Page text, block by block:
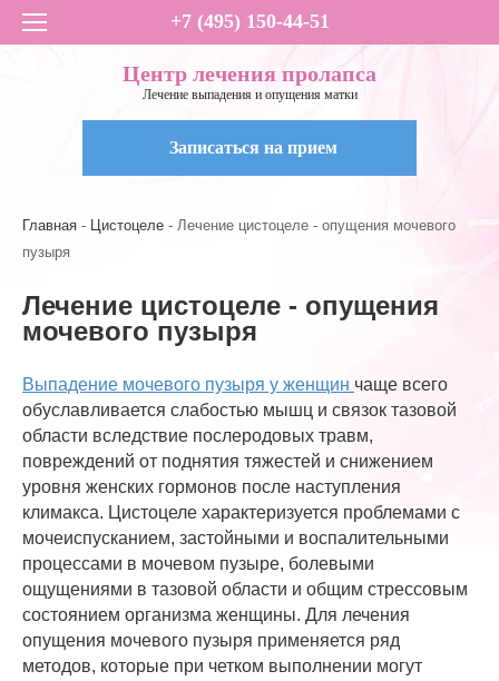
Центр лечения пролапса
Лечение выпадения и опущения матки
Записаться на прием
+7 (495) 150-44-51
Главная Цистоцеле
Лечение цистоцеле - опущения мочевого
пузыря
Лечение цистоцеле - опущения
мочевого пузыря
Выпадение мочевого пузыря у женщин чаще всего
обуславливается слабостью мышц и связок тазовой
области вследствие послеродовых травм,
повреждений от поднятия тяжестей и снижением
уровня женских гормонов после наступления
климакса. Цистоцеле характеризуется проблемами с
мочеиспусканием, застойными и воспалительными
процессами в мочевом пузыре, болевыми
ощущениями в тазовой области и общим стрессовым
состоянием организма женщины. Для лечения
опущения мочевого пузыря применяется ряд
методов, которые при четком выполнении могут